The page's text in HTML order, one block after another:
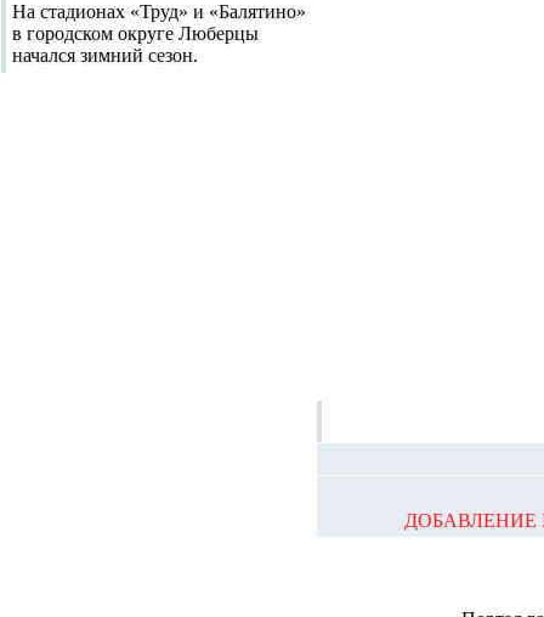
ДОБАВЛЕНИЕ
На стадионах «Труд» и «Балятино»
в городском округе Люберцы
начался зимний сезон.